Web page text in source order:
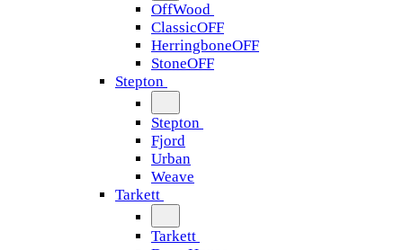
OffWood
ClassicOFF
HerringboneOFF
StoneOFF
Stepton
Stepton
Fjord
Urban
Weave
Tarkett
Tarkett